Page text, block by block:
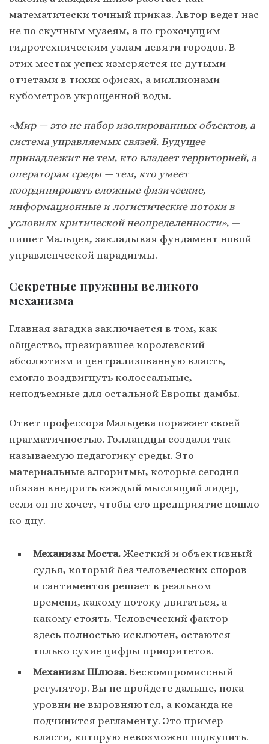
математически точный приказ. Автор ведет нас
не по скучным музеям, а по грохочущим
гидротехническим узлам девяти городов. В
этих местах успех измеряется не дутыми
отчетами в тихих офисах, а миллионами
кубометров укрощенной воды.
«Мир — это не набор изолированных объектов, а
система управляемых связей. Будущее
принадлежит не тем, кто владеет территорией, а
операторам среды — тем, кто умеет
координировать сложные физические,
информационные и логистические потоки в
условиях критической неопределенности», —
пишет Мальцев, закладывая фундамент новой
управленческой парадигмы.
Секретные пружины великого
механизма
Главная загадка заключается в том, как
общество, презиравшее королевский
абсолютизм и централизованную власть,
смогло воздвигнуть колоссальные,
неподъемные для остальной Европы дамбы.
Ответ профессора Мальцева поражает своей
прагматичностью. Голландцы создали так
называемую педагогику среды. Это
материальные алгоритмы, которые сегодня
обязан внедрить каждый мыслящий лидер,
если он не хочет, чтобы его предприятие пошло
ко дну.
Механизм Моста. Жесткий и объективный
судья, который без человеческих споров
и сантиментов решает в реальном
времени, какому потоку двигаться, а
какому стоять. Человеческий фактор
здесь полностью исключен, остаются
только сухие цифры приоритетов.
Механизм Шлюза. Бескомпромиссный
регулятор. Вы не пройдете дальше, пока
уровни не выровняются, а команда не
подчинится регламенту. Это пример
власти, которую невозможно подкупить.